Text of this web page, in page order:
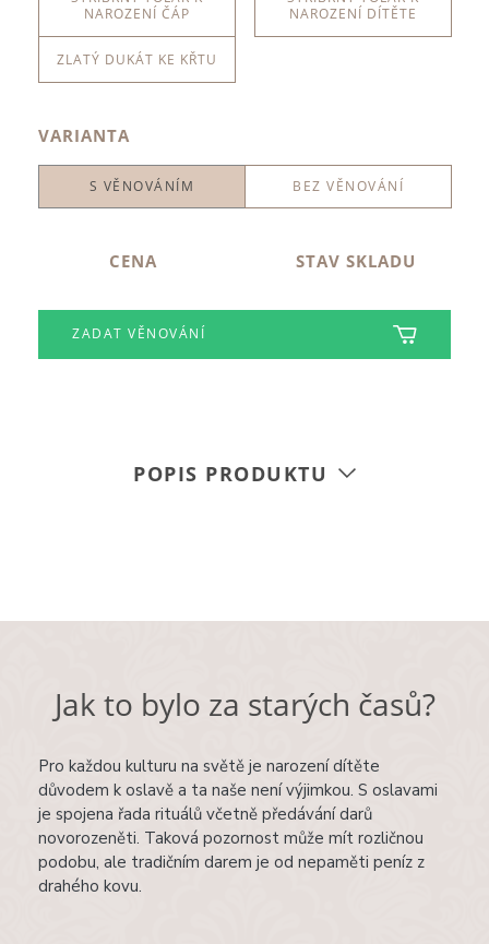
NAROZENÍ ČÁP
NAROZENÍ DÍTĚTE
ZLATÝ DUKÁT KE KŘTU
VARIANTA
S VĚNOVÁNÍM BEZ VĚNOVÁNÍ
CENA STAV SKLADU
ZADAT VĚNOVÁNÍ
POPIS PRODUKTU
Jak to bylo za starých časů?
Pro každou kulturu na světě je narození dítěte
důvodem k oslavě a ta naše není výjimkou. S oslavami
je spojena řada rituálů včetně předávání darů
novorozeněti. Taková pozornost může mít rozličnou
podobu, ale tradičním darem je od nepaměti peníz z
drahého kovu.